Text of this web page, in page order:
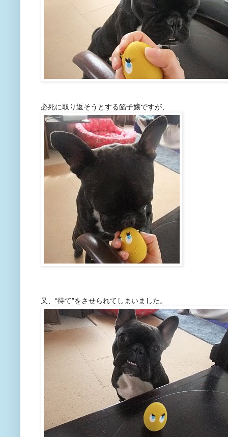
必死に取り返そうとする餡子嬢ですが、
又、“待て”をさせられてしまいました。